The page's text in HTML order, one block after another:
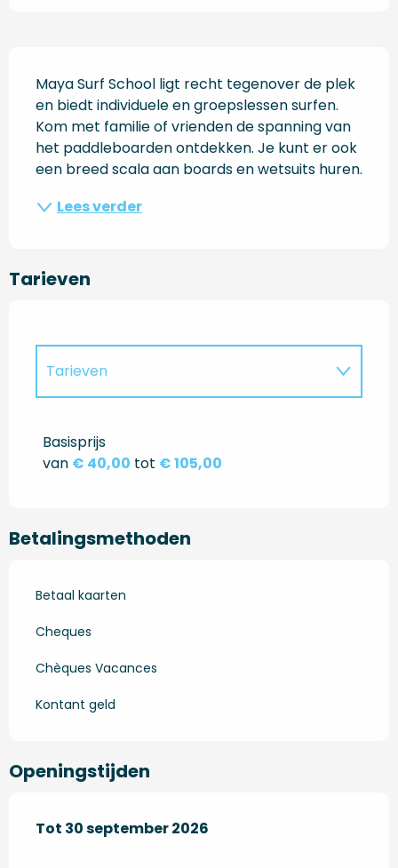
Maya Surf School ligt recht tegenover de plek
en biedt individuele en groepslessen surfen.
Kom met familie of vrienden de spanning van
het paddleboarden ontdekken. Je kunt er ook
een breed scala aan boards en wetsuits huren.
Lees verder
Tarieven
Tarieven
Basisprijs
van € 40,00 tot € 105,00
Betalingsmethoden
Betaal kaarten
Cheques
Chèques Vacances
Kontant geld
Openingstijden
Vanaf1 april 2026tot30 september 2026
Tot 30 september 2026